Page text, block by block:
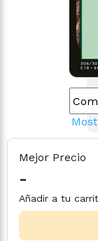
Mejor Precio
-
Añadir a tu